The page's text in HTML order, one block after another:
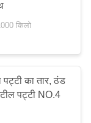
किलो
का तार, ठंड
पट्टी NO.4